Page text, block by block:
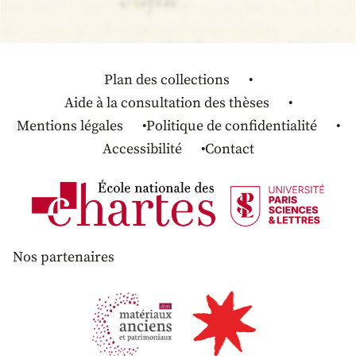
Plan des collections
Aide à la consultation des thèses
Mentions légales
Politique de confidentialité
Accessibilité
Contact
Nos partenaires